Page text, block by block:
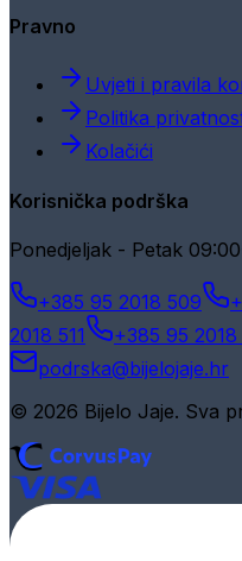
Pravno
Uvjeti i pravila
Politika
Kolačići
Korisnička podrška
Ponedjeljak - Petak
+385 95 2018 509
2018 511
+385 95 2018
podrska@bijelojaje.hr
© 2026 Bijelo Jaje. Sva